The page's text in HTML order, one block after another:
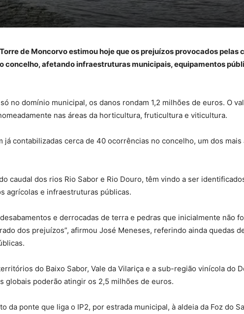
de Moncorvo estimou hoje que os prejuízos provocados pelas
concelho, afetando infraestruturas municipais, equipamentos
no domínio municipal, os danos rondam 1,2 milhões de euros. O
nas áreas da horticultura, fruticultura e viticultura.
já contabilizadas cerca de 40 ocorrências no concelho, um dos
caudal dos rios Rio Sabor e Rio Douro, têm vindo a ser
agrícolas e infraestruturas públicas.
e derrocadas de terra e pedras que inicialmente não
dos prejuízos”, afirmou José Meneses, referindo ainda quedas
do Baixo Sabor, Vale da Vilariça e a sub-região vinícola do
globais poderão atingir os 2,5 milhões de euros.
da ponte que liga o IP2, por estrada municipal, à aldeia da Foz do